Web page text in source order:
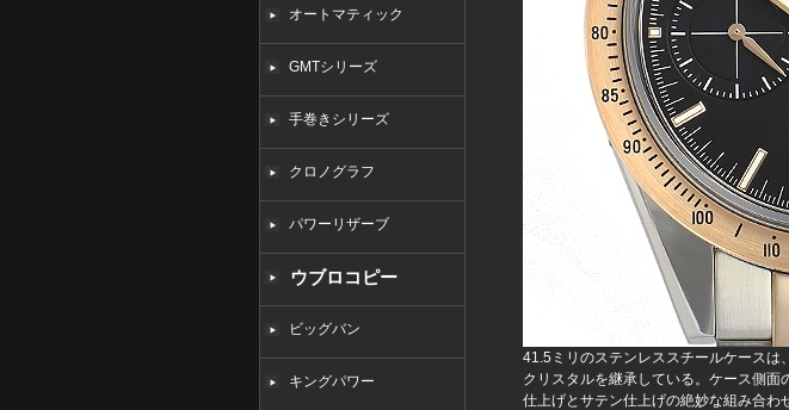
オートマティック
GMTシリーズ
手巻きシリーズ
クロノグラフ
パワーリザーブ
ウブロコピー
ビッグバン
キングパワー
41.5ミリのステンレススチールケースは
クリスタルを継承している。ケース側
仕上げとサテン仕上げの絶妙な組み合わ